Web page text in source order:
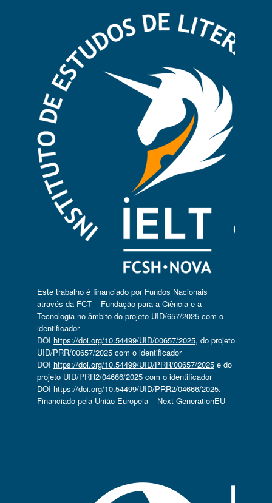
Este trabalho é financiado por Fundos Nacionais
através da FCT – Fundação para a Ciência e a
Tecnologia no âmbito do projeto UID/657/2025 com o
identificador
DOI https://doi.org/10.54499/UID/00657/2025, do projeto
UID/PRR/00657/2025 com o identificador
DOI https://doi.org/10.54499/UID/PRR/00657/2025e do
projeto UID/PRR2/04666/2025 com o identificador
DOI https://doi.org/10.54499/UID/PRR2/04666/2025.
Financiado pela União Europeia – Next GenerationEU